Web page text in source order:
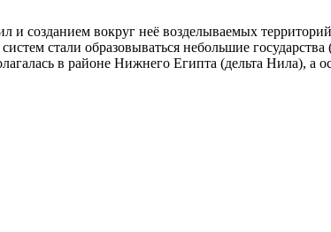
и созданием вокруг неё возделываемых
стали образовываться небольшие
в районе Нижнего Египта (дельта Нила), а